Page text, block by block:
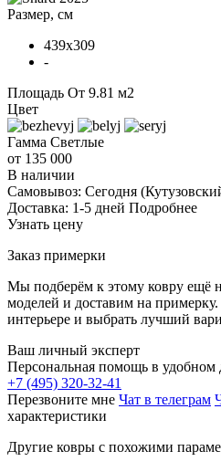
Размер, см
439x309
-
Площадь От 9.81 м2
Цвет
Гамма Светлые
от 135 000
В наличии
Самовывоз: Сегодня
Доставка: 1-5 дней Подробнее
Узнать цену
Заказ примерки
Мы подберём к этому ковру ещё
моделей и доставим на
интерьере и выбрать лучший
Ваш личный эксперт
Персональная помощь в удобном
+7 (495) 320-32-41
Перезвоните мне Чат в телеграм
характеристики
Другие ковры с похожими